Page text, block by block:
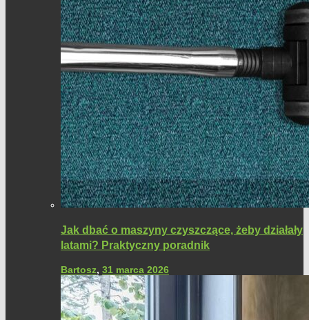
Jak dbać o maszyny czyszczące, żeby działały
latami? Praktyczny poradnik
Bartosz, 31 marca 2026